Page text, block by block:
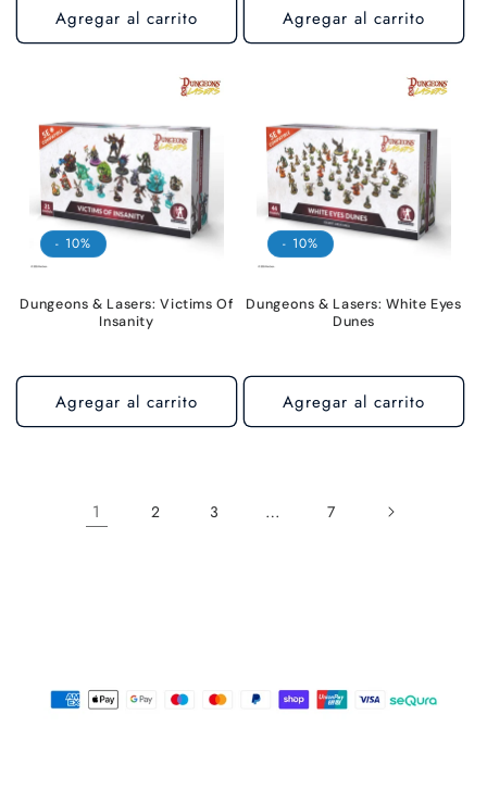
Agregar al carrito Agregar al carrito
- 10%
Dungeons & Lasers: Victims Of
Insanity
Agregar al carrito
- 10%
Dungeons & Lasers: White Eyes
Dunes
Agregar al carrito
1 2 3 … 7